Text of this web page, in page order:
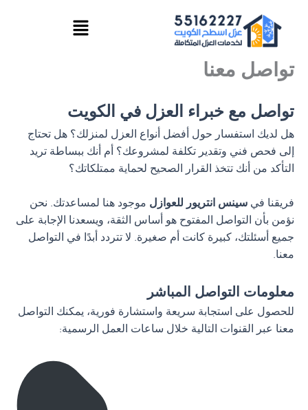
المحتوى
القائمة
تواصل معنا
تواصل مع خبراء العزل في الكويت
هل لديك استفسار حول أفضل أنواع العزل لمنزلك؟ هل تحتاج
إلى فحص فني وتقدير تكلفة لمشروعك؟ أم أنك ببساطة تريد
التأكد من أنك تتخذ القرار الصحيح لحماية ممتلكاتك؟
فريقنا في سينس انتريور للعوازل موجود هنا لمساعدتك. نحن
نؤمن بأن التواصل المفتوح هو أساس الثقة، ويسعدنا الإجابة على
جميع أسئلتك، كبيرة كانت أم صغيرة. لا تتردد أبدًا في التواصل
معنا.
معلومات التواصل المباشر
للحصول على استجابة سريعة واستشارة فورية، يمكنك التواصل
معنا عبر القنوات التالية خلال ساعات العمل الرسمية: